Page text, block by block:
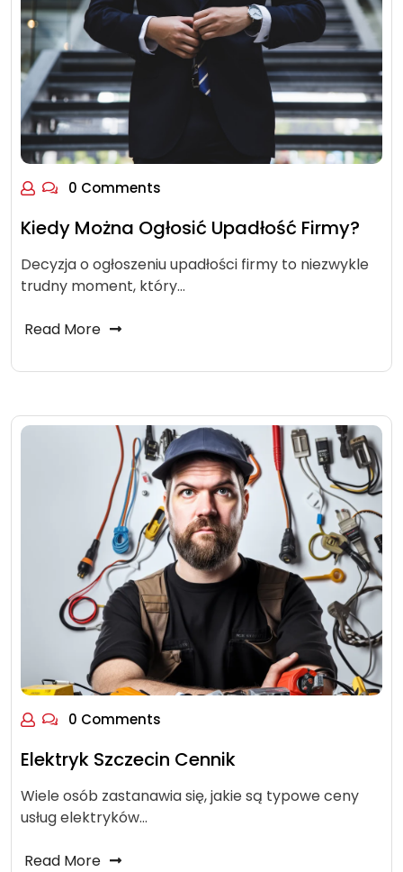
0 Comments
Kiedy Można Ogłosić Upadłość Firmy?
Decyzja o ogłoszeniu upadłości firmy to niezwykle
trudny moment, który…
Read More
0 Comments
Elektryk Szczecin Cennik
Wiele osób zastanawia się, jakie są typowe ceny
usług elektryków…
Read More